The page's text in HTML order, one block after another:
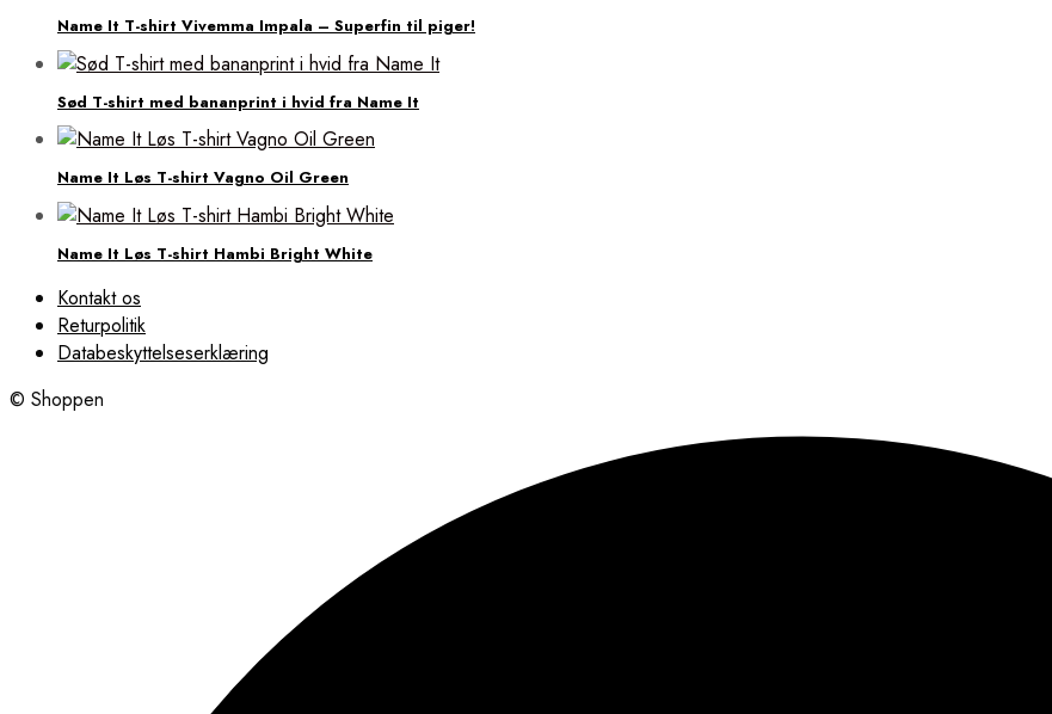
Name It T-shirt Vivemma Impala – Superfin til piger!
Sød T-shirt med bananprint i hvid fra Name It
Name It Løs T-shirt Vagno Oil Green
Name It Løs T-shirt Hambi Bright White
Kontakt os
Returpolitik
Databeskyttelseserklæring
© Shoppen